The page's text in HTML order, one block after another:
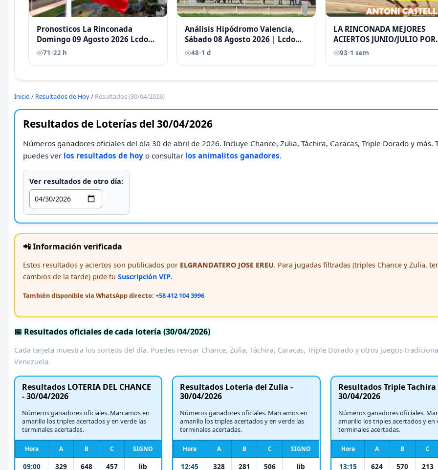
Pronosticos La Rinconada
Domingo 09 Agosto 2026 Lcdo
Antoni Castellano
71•22 h
Análisis Hipódromo Valencia,
Sábado 08 Agosto 2026 | Lcdo
Antoni Castellano |
48•1 d
LA RINCONADA MEJORES
ACIERTOS JUNIO/JULIO POR
ANTONI CASTELLANO
93•1 sem
Inicio / Resultados de Hoy/ Resultados (30/04/2026)
Resultados de Loterías del 30/04/2026
Números ganadores oficiales del día 30 de abril de 2026. Incluye Chance, Zulia, Táchira, Caracas, Triple Dorado y más.
puedes ver los resultados de hoy o consultar los animalitos ganadores.
Ver resultados de otro día:
📲 Información verificada
Estos resultados y aciertos son publicados por ELGRANDATERO JOSE EREU. Para jugadas filtradas (triples Chance y Zulia,
cambios de la tarde) pide tu Suscripción VIP.
También disponible vía WhatsApp directo: +58 412 104 3996
📅 Resultados oficiales de cada lotería (30/04/2026)
Cada tarjeta muestra los sorteos del día. Puedes revisar Chance, Zulia, Táchira, Caracas, Triple Dorado y otros juegos
Venezuela.
Resultados LOTERIA DEL CHANCE
- 30/04/2026
Números ganadores oficiales. Marcamos en
amarillo los triples acertados y en verde las
terminales acertadas.
Hora A B C SIGNO
09:00 329 648 457 lib
Resultados Loteria del Zulia -
30/04/2026
Números ganadores oficiales. Marcamos en
amarillo los triples acertados y en verde las
terminales acertadas.
Hora A B C SIGNO
12:45 328 281 506 lib
Resultados Triple Tachira
30/04/2026
Números ganadores oficiales.
amarillo los triples acertados y en
terminales acertadas.
Hora A B C
13:15 624 570 213